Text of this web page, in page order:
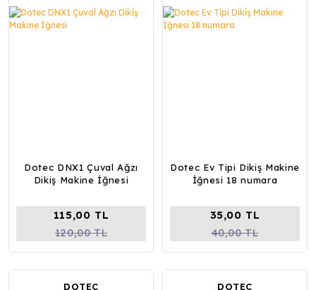
Dotec DNX1 Çuval Ağzı
Dikiş Makine İğnesi
115,00 TL
120,00 TL
Dotec Ev Tipi Dikiş Makine
İğnesi 18 numara
35,00 TL
40,00 TL
DOTEC DOTEC